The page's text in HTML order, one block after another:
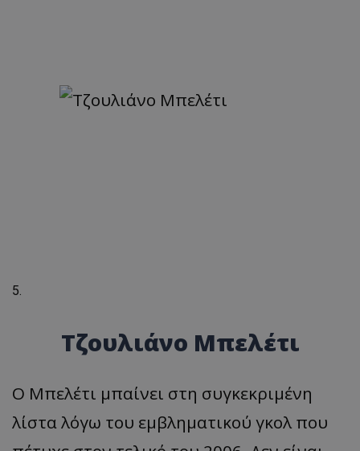
Τζουλιάνο Μπελέτι
Ο Μπελέτι μπαίνει στη συγκεκριμένη
λίστα λόγω του εμβληματικού γκολ που